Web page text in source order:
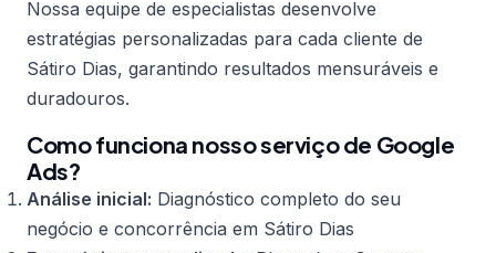
Nossa equipe de especialistas desenvolve
estratégias personalizadas para cada cliente de
Sátiro Dias, garantindo resultados mensuráveis e
duradouros.
Como funciona nosso serviço de Google
Ads?
Análise inicial: Diagnóstico completo do seu
negócio e concorrência em Sátiro Dias